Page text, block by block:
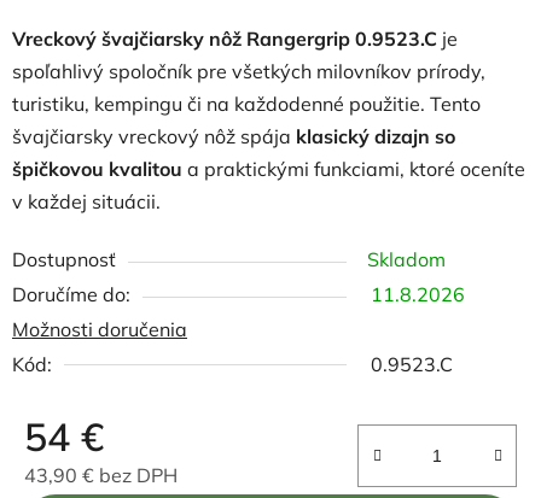
Vreckový švajčiarsky nôž Rangergrip 0.9523.C je
spoľahlivý spoločník pre všetkých milovníkov prírody,
turistiku, kempingu či na každodenné použitie. Tento
švajčiarsky vreckový nôž spája klasický dizajn so
špičkovou kvalitou a praktickými funkciami, ktoré oceníte
v každej situácii.
Dostupnosť
Skladom
11.8.2026
Možnosti doručenia
Kód:
0.9523.C
54 €
43,90 € bez DPH